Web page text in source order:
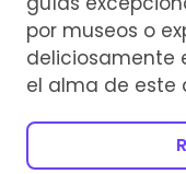
por museos o
deliciosamente
el alma de este